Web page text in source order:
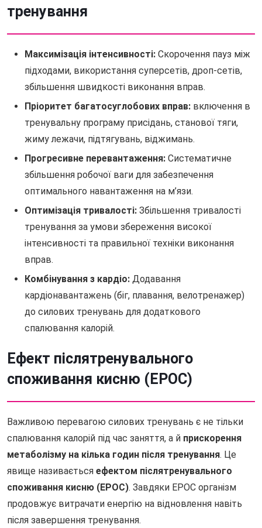
тренування
Максимізація інтенсивності: Скорочення пауз між
підходами, використання суперсетів, дроп-сетів,
збільшення швидкості виконання вправ.
Пріоритет багатосуглобових вправ: включення в
тренувальну програму присідань, станової тяги,
жиму лежачи, підтягувань, віджимань.
Прогресивне перевантаження: Систематичне
збільшення робочої ваги для забезпечення
оптимального навантаження на м’язи.
Оптимізація тривалості: Збільшення тривалості
тренування за умови збереження високої
інтенсивності та правильної техніки виконання
вправ.
Комбінування з кардіо: Додавання
кардіонавантажень (біг, плавання, велотренажер)
до силових тренувань для додаткового
спалювання калорій.
Ефект післятренувального
споживання кисню (EPOC)
Важливою перевагою силових тренувань є не тільки
спалювання калорій під час заняття, а й прискорення
метаболізму на кілька годин після тренування. Це
явище називається ефектом післятренувального
споживання кисню (EPOC). Завдяки EPOC організм
продовжує витрачати енергію на відновлення навіть
після завершення тренування.